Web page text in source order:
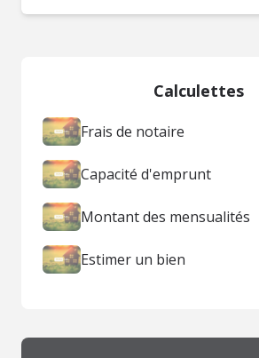
Calculettes
Frais de notaire
Capacité d'emprunt
Montant des mensualités
Estimer un bien